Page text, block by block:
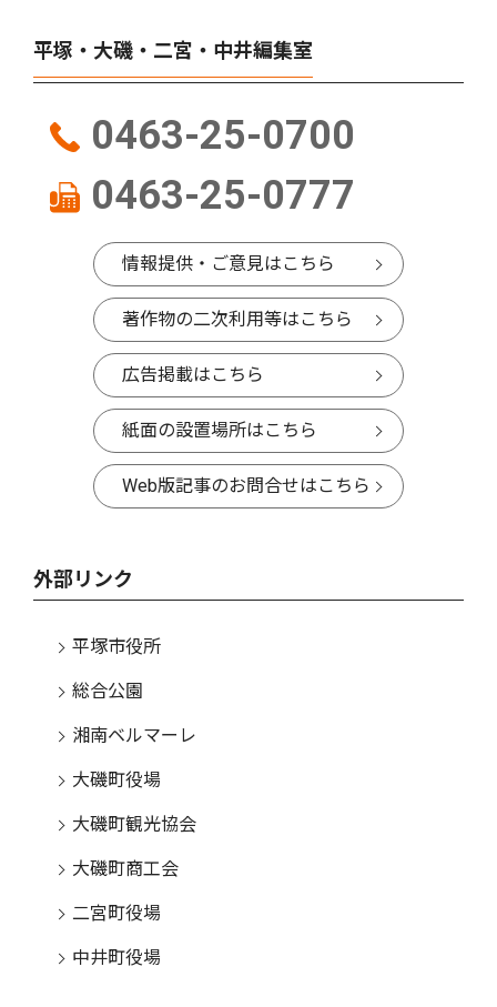
平塚・大磯・二宮・中井編集室
0463-25-0700
0463-25-0777
情報提供・ご意見はこちら
著作物の二次利用等はこちら
広告掲載はこちら
紙面の設置場所はこちら
Web版記事のお問合せはこちら
外部リンク
平塚市役所
総合公園
湘南ベルマーレ
大磯町役場
大磯町観光協会
大磯町商工会
二宮町役場
中井町役場